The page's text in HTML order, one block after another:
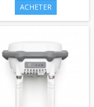
ACHETER